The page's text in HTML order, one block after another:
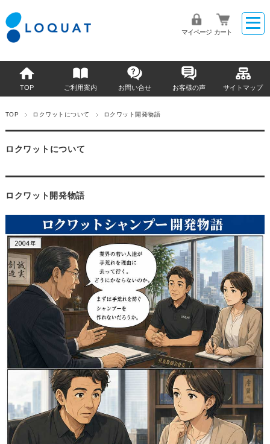
マイページ カート
TOP ご利用案内 お問い合せ お客様の声 サイトマップ
TOP ロクワットについて ロクワット開発物語
ロクワットについて
ロクワット開発物語